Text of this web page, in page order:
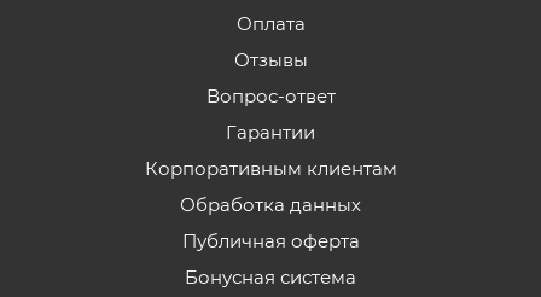
Оплата
Отзывы
Вопрос-ответ
Гарантии
Корпоративным клиентам
Обработка данных
Публичная оферта
Бонусная система